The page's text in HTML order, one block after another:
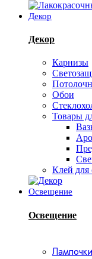
Декор
Декор
Карнизы
Обои
Товары
Клей для
Освещение
Освещение
Лампочки